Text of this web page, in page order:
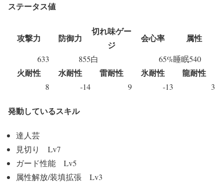
ステータス値
攻撃力 防御力
切れ味ゲー
ジ
会心率 属性
633 855白 65%睡眠540
火耐性 水耐性 雷耐性 氷耐性 龍耐性
8 -14 9 -13 3
発動しているスキル
達人芸
見切り Lv7
ガード性能 Lv5
属性解放/装填拡張 Lv3